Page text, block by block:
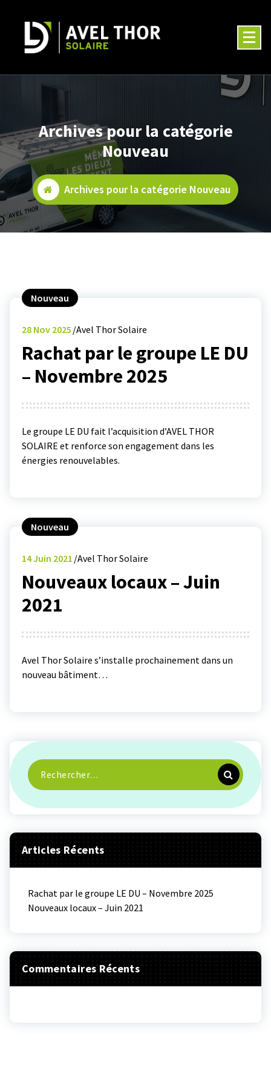
Archives pour la catégorie
Nouveau
Archives pour la catégorie Nouveau
Nouveau
28 Nov 2025 Avel Thor Solaire
Rachat par le groupe LE DU
– Novembre 2025
Le groupe LE DU fait l’acquisition d’AVEL THOR
SOLAIRE et renforce son engagement dans les
énergies renouvelables.
Nouveau
14Juin 2021 Avel Thor Solaire
Nouveaux locaux – Juin
2021
Avel Thor Solaire s’installe prochainement dans un
nouveau bâtiment…
Articles Récents
Rachat par le groupe LE DU – Novembre 2025
Nouveaux locaux – Juin 2021
Commentaires Récents